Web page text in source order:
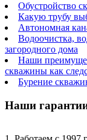
Обустройство
Какую трубу
Автономная
Водоочистка,
загородного дома
Наши
скважины как
Бурение
Наши